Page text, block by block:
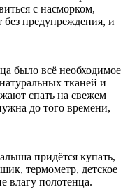
с насморком,
предупреждения, и
было всё необходимое
тканей и
спать на свежем
до того времени,
придётся купать,
термометр, детское
полотенца.